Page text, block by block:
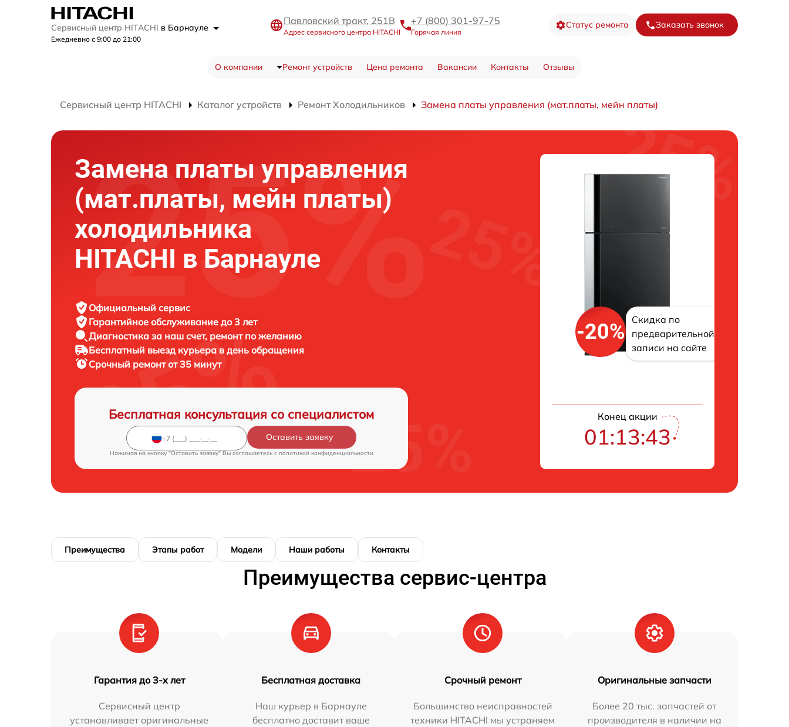
Сервисный центр HITACHI в Барнауле
Ежедневно с 9:00 до 21:00
Павловский тракт, 251В
Адрес сервисного центра HITACHI
+7 (800) 301-97-75
Горячая линия
Статус ремонта Заказать звонок
О компании Ремонт устройств Цена ремонта Вакансии Контакты Отзывы
Сервисный центр HITACHI Каталог устройств Ремонт Холодильников Замена платы управления (мат.платы, мейн платы)
Замена платы управления
(мат.платы, мейн платы)
холодильника
HITACHI в Барнауле
Официальный сервис
Гарантийное обслуживание до 3 лет
Диагностика за наш счет, ремонт по желанию
Бесплатный выезд курьера в день обращения
Срочный ремонтот 35 минут
Бесплатная консультация со специалистом
Оставить заявку
Нажимая на кнопку "Оставить заявку" Вы соглашаетесь c политикой конфиденциальности
-20%
Скидка по
предварительной
записи на сайте
Конец акции
01:13:43
Преимущества Этапы работ Модели Наши работы Контакты
Преимущества сервис-центра
Гарантия до 3-х лет
Сервисный центр
устанавливает оригинальные
Бесплатная доставка
Наш курьер в Барнауле
бесплатно доставит ваше
Срочный ремонт
Большинство неисправностей
техники HITACHI мы устраняем
Оригинальные запчасти
Более 20 тыс. запчастей от
производителя в наличии на